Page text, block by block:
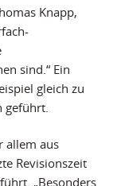
Knapp,
sind.“ Ein
gleich zu
allem aus
Revisionszeit
„Besonders